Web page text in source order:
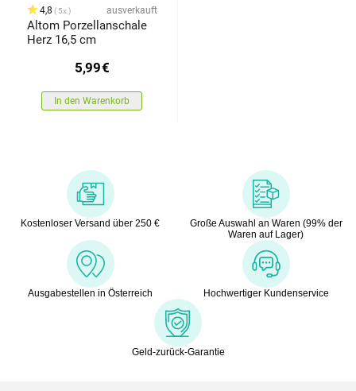
4,8 5x ausverkauft
Altom Porzellanschale
Herz 16,5 cm
5,99€
In den Warenkorb
Kostenloser Versand über 250 €
Große Auswahl an Waren (99% der
Waren auf Lager)
Ausgabestellen in Österreich Hochwertiger Kundenservice
Geld-zurück-Garantie